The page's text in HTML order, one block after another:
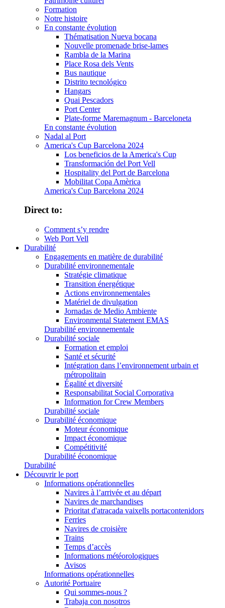
Formation
Notre histoire
En constante évolution
Thématisation Nueva bocana
Nouvelle promenade brise-lames
Rambla de la Marina
Place Rosa dels Vents
Bus nautique
Distrito tecnológico
Hangars
Quai Pescadors
Port Center
Plate-forme Maremagnum - Barceloneta
En constante évolution
Nadal al Port
America's Cup Barcelona 2024
Los beneficios de la America's Cup
Transformación del Port Vell
Hospitality del Port de Barcelona
Mobilitat Copa Amèrica
America's Cup Barcelona 2024
Direct to:
Comment s’y rendre
Web Port Vell
Durabilité
Engagements en matière de durabilité
Durabilité environnementale
Stratégie climatique
Transition énergétique
Actions environnementales
Matériel de divulgation
Jornadas de Medio Ambiente
Environmental Statement EMAS
Durabilité environnementale
Durabilité sociale
Formation et emploi
Santé et sécurité
Intégration dans l’environnement urbain et
métropolitain
Égalité et diversité
Responsabilitat Social Corporativa
Information for Crew Members
Durabilité sociale
Durabilité économique
Moteur économique
Impact économique
Compétitivité
Durabilité économique
Durabilité
Découvrir le port
Informations opérationnelles
Navires à l’arrivée et au départ
Navires de marchandises
Prioritat d'atracada vaixells portacontenidors
Ferries
Navires de croisière
Trains
Temps d’accès
Informations météorologiques
Avisos
Informations opérationnelles
Autorité Portuaire
Qui sommes-nous ?
Trabaja con nosotros